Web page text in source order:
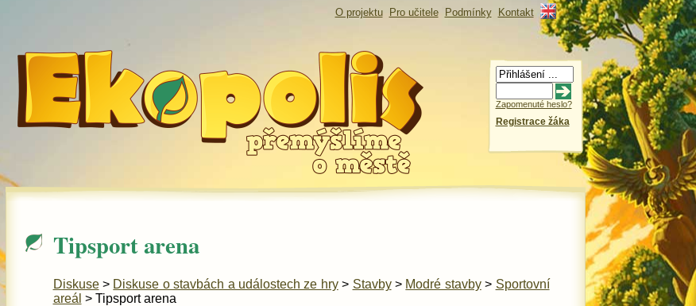
O projektu Pro učitele Podmínky Kontakt
Zapomenuté heslo?
Registrace žáka
Tipsport arena
Diskuse> Diskuse o stavbách a událostech ze hry> Stavby> Modré stavby> Sportovní
areál > Tipsport arena